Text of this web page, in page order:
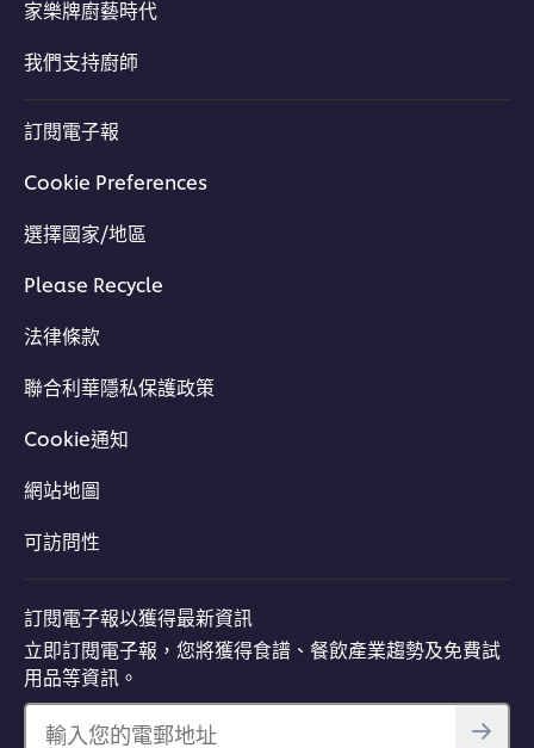
家樂牌廚藝時代
我們支持廚師
訂閱電子報
Cookie Preferences
選擇國家/地區
Please Recycle
法律條款
聯合利華隱私保護政策
Cookie通知
網站地圖
可訪問性
訂閱電子報以獲得最新資訊
立即訂閱電子報，您將獲得食譜、餐飲產業趨勢及免費試
用品等資訊。
輸入您的電郵地址